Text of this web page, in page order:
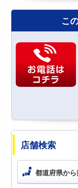
こ
店舗検索
都道府県から